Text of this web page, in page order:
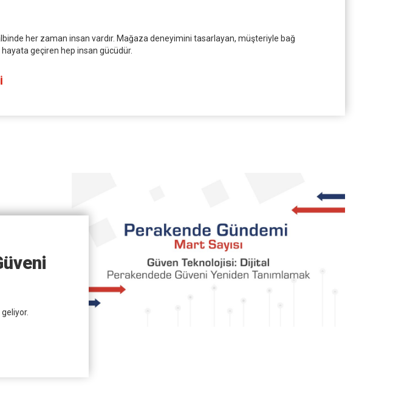
her zaman insan vardır. Mağaza deneyimini tasarlayan, müşteriyle bağ
geçiren hep insan gücüdür.